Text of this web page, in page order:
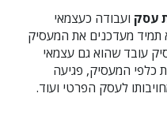
עסק ועבודה כעצמאי
מעדכנים את המעסיק
עובד שהוא גם עצמאי
כלפי המעסיק, פגיעה
לעסק הפרטי ועוד.